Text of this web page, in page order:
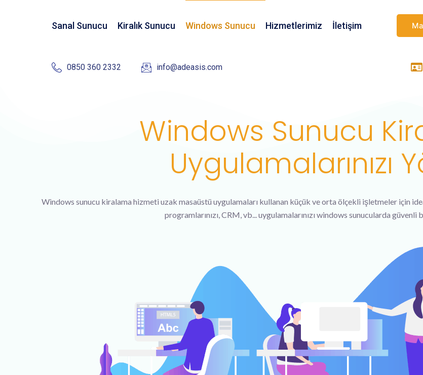
Sanal Sunucu Kiralık Sunucu Windows Sunucu Hizmetlerimiz İletişim
0850 360 2332 info@adeasis.com
Windows Sunucu
Uygulamalarınızı
Windows sunucu kiralama hizmeti uzak masaüstü uygulamaları kullanan küçük ve orta ölçekli işletmeler için
programlarınızı, CRM, vb... uygulamalarınızı windows sunucularda